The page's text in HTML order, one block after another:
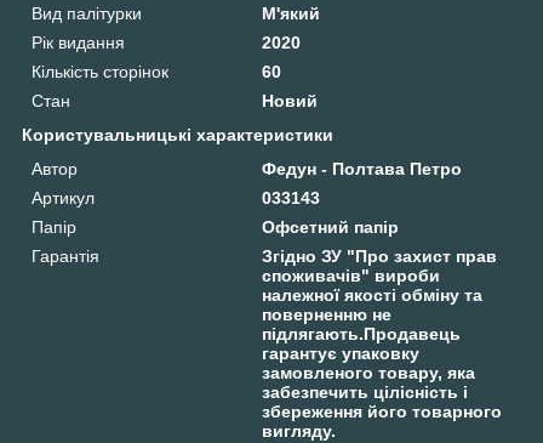
Вид палітурки
М'який
Рік видання
2020
Кількість сторінок
60
Стан
Новий
Користувальницькі характеристики
Автор
Федун - Полтава Петро
Артикул
033143
Папір
Офсетний папір
Гарантія
Згідно ЗУ "Про захист прав
споживачів" вироби
належної якості обміну та
поверненню не
підлягають.Продавець
гарантує упаковку
замовленого товару, яка
забезпечить цілісність і
збереження його товарного
вигляду.